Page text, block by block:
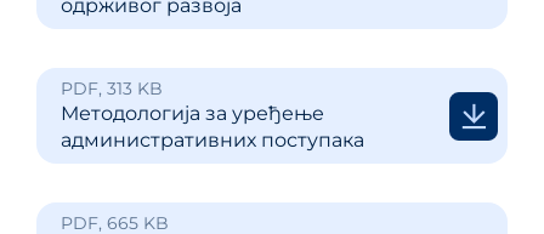
одрживог развоја
PDF, 313 KB
Методологија за уређење
административних поступака
PDF, 665 KB